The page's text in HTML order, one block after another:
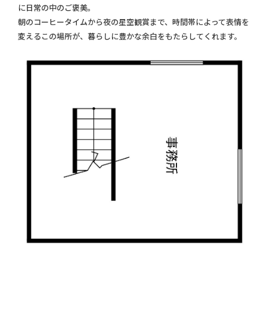
に日常の中のご褒美。
朝のコーヒータイムから夜の星空観賞まで、時間帯によって表情を
変えるこの場所が、暮らしに豊かな余白をもたらしてくれます。